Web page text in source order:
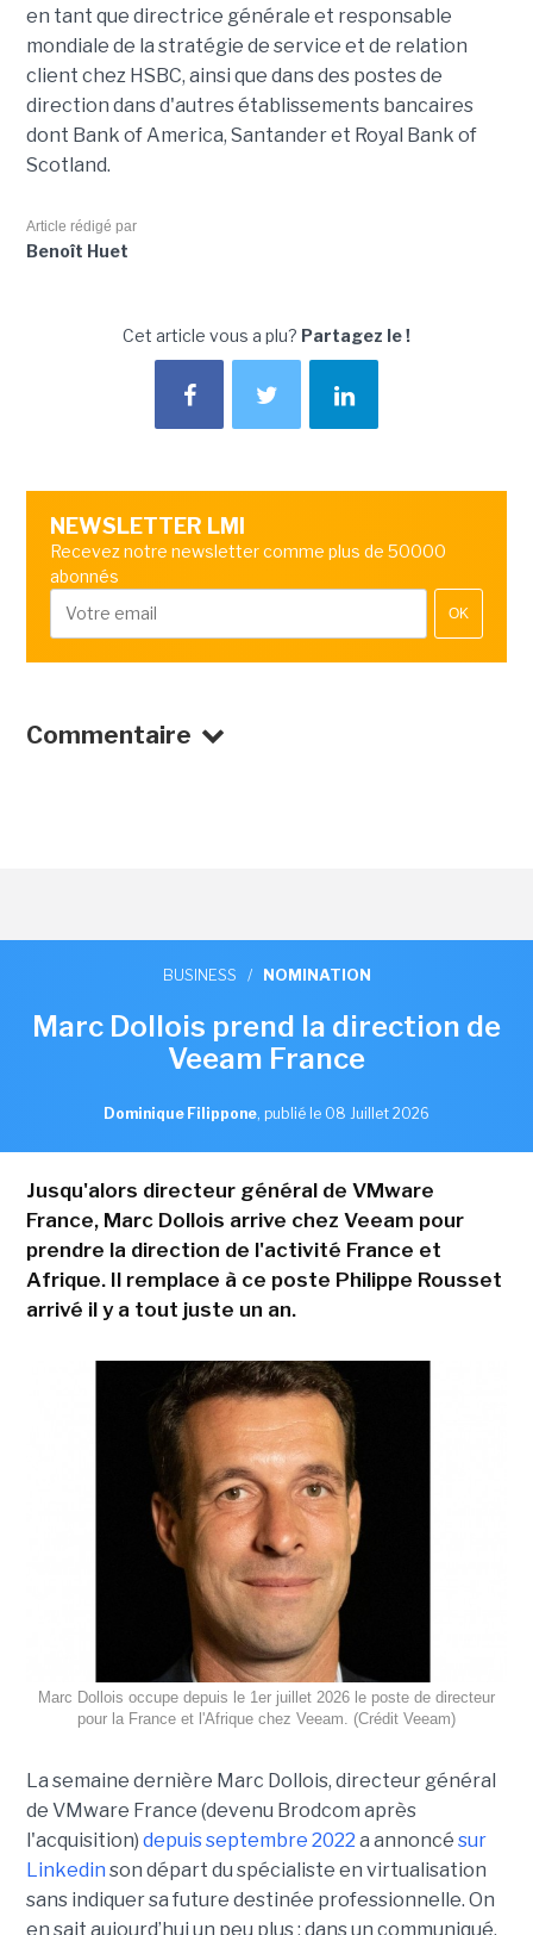
en tant que directrice générale et responsable
mondiale de la stratégie de service et de relation
client chez HSBC, ainsi que dans des postes de
direction dans d'autres établissements bancaires
dont Bank of America, Santander et Royal Bank of
Scotland.
Article rédigé par
Benoît Huet
Cet article vous a plu? Partagez le !
NEWSLETTER LMI
Recevez notre newsletter comme plus de 50000
abonnés
OK
Commentaire
BUSINESS / NOMINATION
Marc Dollois prend la direction de
Veeam France
Dominique Filippone, publié le 08 Juillet 2026
Jusqu'alors directeur général de VMware
France, Marc Dollois arrive chez Veeam pour
prendre la direction de l'activité France et
Afrique. Il remplace à ce poste Philippe Rousset
arrivé il y a tout juste un an.
Marc Dollois occupe depuis le 1er juillet 2026 le poste de directeur
pour la France et l'Afrique chez Veeam. (Crédit Veeam)
La semaine dernière Marc Dollois, directeur général
de VMware France (devenu Brodcom après
l'acquisition) depuis septembre 2022 a annoncé sur
Linkedin son départ du spécialiste en virtualisation
sans indiquer sa future destinée professionnelle. On
en sait aujourd’hui un peu plus : dans un communiqué,